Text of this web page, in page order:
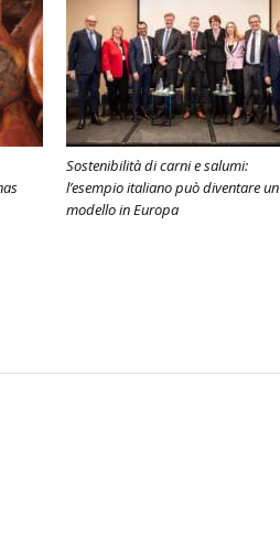
Sostenibilità di carni e salumi:
l’esempio italiano può diventare un
modello in Europa